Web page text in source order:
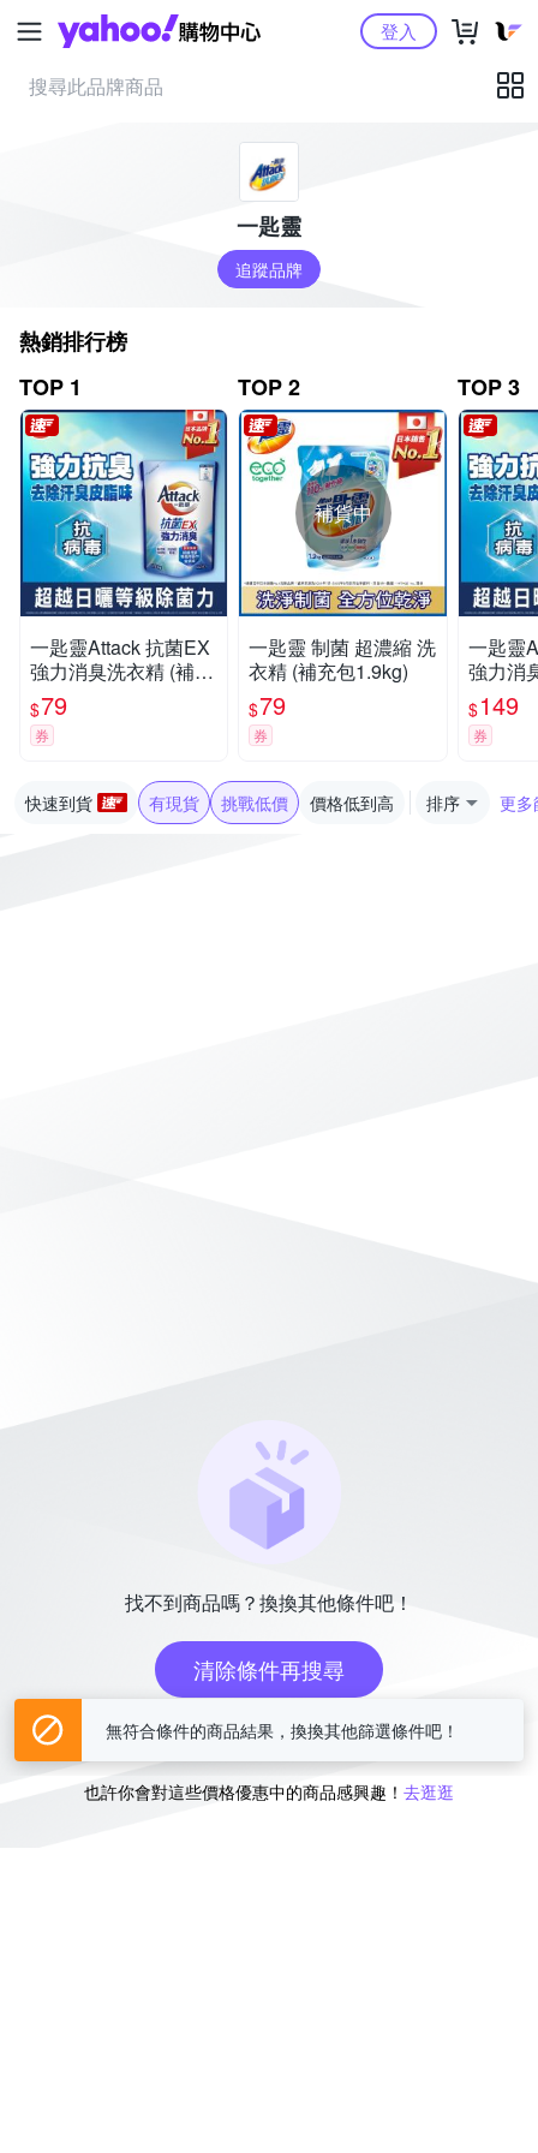
Yahoo購物中心登入
一匙靈
追蹤品牌
熱銷排行榜
TOP 1
一匙靈Attack 抗菌EX
強力消臭洗衣精 (補充
包1.5kg)(新舊包裝混
出)
$79
券
TOP 2
補貨中
一匙靈 制菌 超濃縮 洗
衣精 (補充包1.9kg)
$79
券
TOP 3
一匙靈
強力消
$149
券
快速到貨 有現貨 挑戰低價 價格低到高 排序 更多
找不到商品嗎？換換其他條件吧！
清除條件再搜尋
或
也許你會對這些價格優惠中的商品感興趣！ 去逛逛
無符合條件的商品結果，換換其他篩選條件吧！